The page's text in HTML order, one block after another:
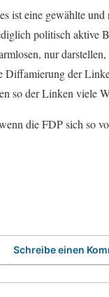
ist eine gewählte
politisch aktive
nur
Diffamierung der
so der Linken viele
die FDP sich so
Schreibe einen